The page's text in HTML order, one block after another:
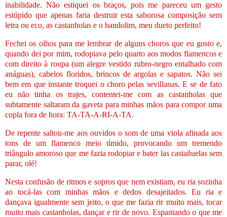
inabilidade. Não estiquei os braços, pois me pareceu um gesto
estúpido que apenas faria destruir esta saborosa composição sem
letra ou eco, as castanholas e o bandolim, meu dueto perfeito!
Fechei os olhos para me lembrar de alguns choros que eu gosto e,
quando dei por mim, rodopiava pelo quarto aos modos flamencos e
com direito à roupa (um alegre vestido rubro-negro entalhado com
anáguas), cabelos floridos, brincos de argolas e sapatos. Não sei
bem em que instante troquei o choro pelas sevillanas. E se de fato
eu não tinha os trajes, contentei-me com as castanholas que
subtamente saltaram da gaveta para minhas mãos para compor uma
copla fora de hora: TA-TA-A-RI-A-TA.
De repente saltou-me aos ouvidos o som de uma viola afinada aos
tons de um flamenco meio tímido, provocando um tremendo
triângulo amoroso que me fazia rodopiar e bater las castañuelas sem
parar, olé!
Nesta confusão de ritmos e sopros que nem existiam, eu ria sozinha
ao tocá-las com minhas mãos e dedos desajeitados. Eu ria e
dançava igualmente sem jeito, o que me fazia rir muito mais, tocar
muito mais castanholas, dançar e rir de novo. Espantando o que me